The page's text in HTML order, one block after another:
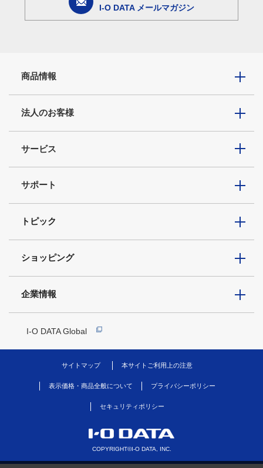
I-O DATA メールマガジン
商品情報
法人のお客様
サービス
サポート
トピック
ショッピング
企業情報
I-O DATA Global
サイトマップ 本サイトご利用上の注意
表示価格・商品全般について プライバシーポリシー
セキュリティポリシー
COPYRIGHT©I-O DATA, INC.